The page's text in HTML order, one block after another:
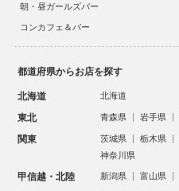
朝・昼ガールズバー
コンカフェ＆バー
都道府県からお店を探す
北海道 北海道
東北 青森県 岩手県
関東 茨城県 栃木県
神奈川県
甲信越・北陸 新潟県 富山県